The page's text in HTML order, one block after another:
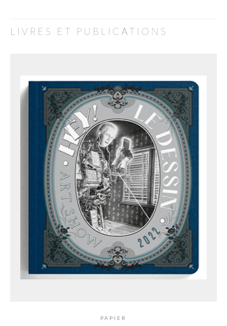
LIVRES ET PUBLICATIONS
PAPIER